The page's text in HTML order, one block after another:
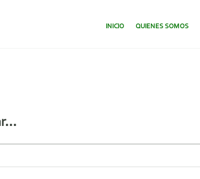
SALTAR AL CONTENIDO.
INICIO QUIENES SOMOS